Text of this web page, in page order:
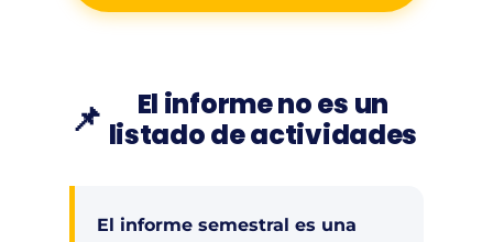
📌
El informe no es un
listado de actividades
El informe semestral es una